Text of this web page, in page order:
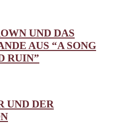
UND DAS
AUS “A SONG
RUIN”
UND DER